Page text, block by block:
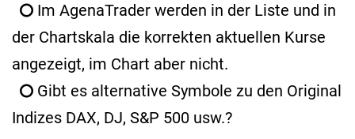
Im AgenaTrader werden in der Liste und in
der Chartskala die korrekten aktuellen Kurse
angezeigt, im Chart aber nicht.
Gibt es alternative Symbole zu den Original
Indizes DAX, DJ, S&P 500 usw.?